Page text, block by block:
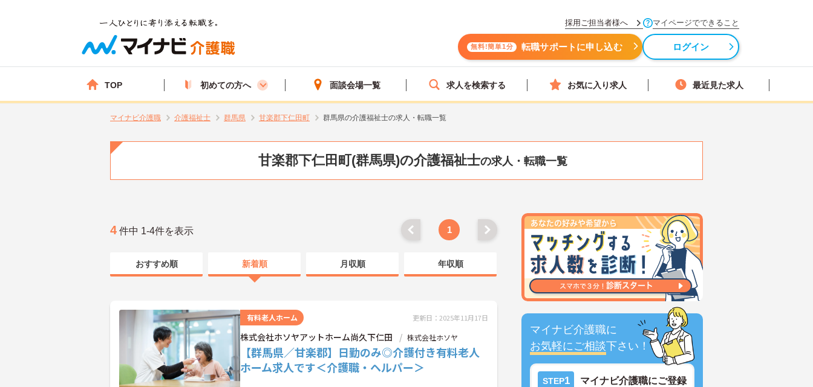
採用ご担当者様へ マイページでできること
無料!簡単1分 転職サポートに申し込む ログイン
TOP 初めての方へ 面談会場一覧 求人を検索する お気に入り求人 最近見た求人
マイナビ介護職 介護福祉士 群馬県 甘楽郡下仁田町 群馬県の介護福祉士の求人・転職一覧
甘楽郡下仁田町(群馬県)の介護福祉士の求人・転職一覧
マイナビ介護職に
お気軽にご相談下さい！
STEP1 マイナビ介護職にご登録
4 件中 1-4件を表示 1
おすすめ順 新着順 月収順 年収順
有料老人ホーム 更新日：2025年11月17日
株式会社ホソヤアットホーム尚久下仁田 株式会社ホソヤ
【群馬県／甘楽郡】日勤のみ◎介護付き有料老人
ホーム求人です＜介護職・ヘルパー＞